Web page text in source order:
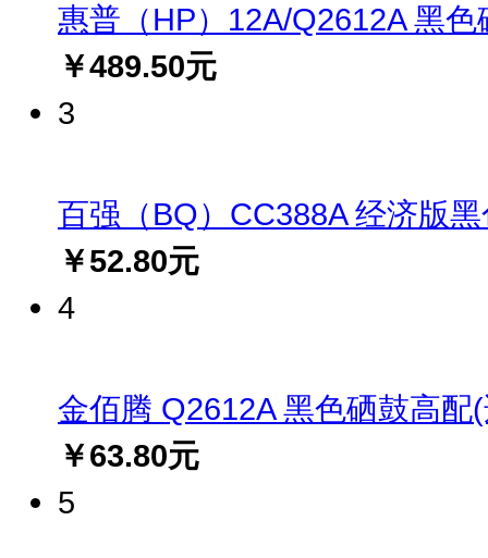
惠普（HP）12A/Q2612A 黑色
￥489.50元
3
百强（BQ）CC388A 经济版
￥52.80元
4
金佰腾 Q2612A 黑色硒鼓高
￥63.80元
5